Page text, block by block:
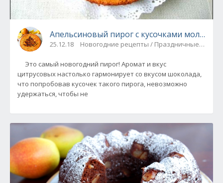
Апельсиновый пирог с кусочками
25.12.18 Новогодние рецепты / Праздничные блюда
Это самый новогодний пирог! Аромат и вкус
цитрусовых настолько гармонирует со вкусом шоколада,
что попробовав кусочек такого пирога, невозможно
удержаться, чтобы не